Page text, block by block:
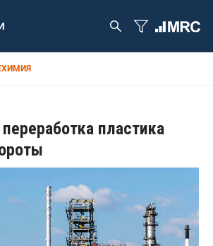
пластика